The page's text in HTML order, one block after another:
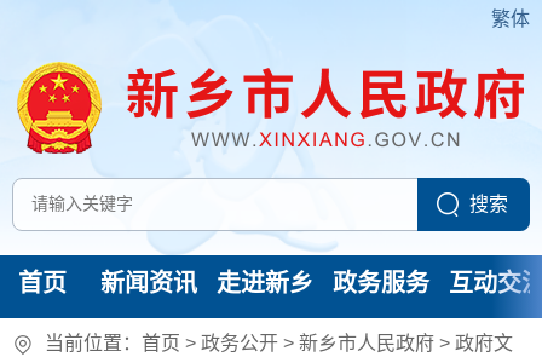
繁体
首页 新闻资讯 走进新乡 政务服务 互动交
当前位置： 首页 > 政务公开 > 新乡市人民政府 > 政府文